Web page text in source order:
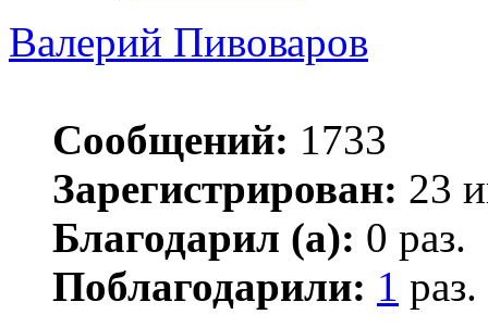
Валерий Пивоваров
Сообщений: 1733
Зарегистрирован: 23
Благодарил (а): 0 раз.
Поблагодарили: 1 раз.